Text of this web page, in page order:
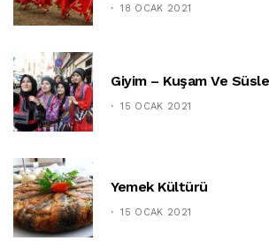
18 OCAK 2021
Giyim – Kuşam Ve
15 OCAK 2021
Yemek Kültürü
15 OCAK 2021